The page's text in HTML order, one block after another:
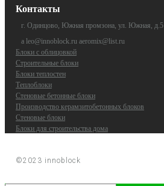
Контакты
г. Одинцово, Южная промзона, ул. Южная, д.5
a leo@innoblock.ru aeromix@list.ru
Блоки с облицовкой
Строительные блоки
Блоки теплостен
Теплоблоки
Стеновые бетонные блоки
Производство керамзитобетонных блоков
Стеновые блоки
Блоки для строительства дома
©2023 innoblock